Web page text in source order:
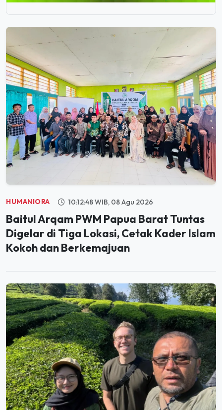
HUMANIORA 10:12:48 WIB, 08 Agu 2026
Baitul Arqam PWM Papua Barat Tuntas
Digelar di Tiga Lokasi, Cetak Kader Islam
Kokoh dan Berkemajuan